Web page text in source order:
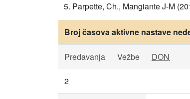
Parpette, Ch., Mangiante J-M
Broj časova aktivne nastave
Predavanja Vežbe DON
2